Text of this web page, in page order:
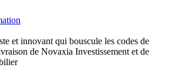
et innovant qui bouscule les codes de
de Novaxia Investissement et de